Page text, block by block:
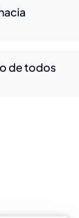
de todos